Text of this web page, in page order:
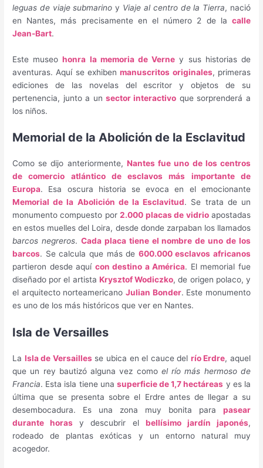
leguas de viaje submarino y Viaje al centro de la Tierra, nació
en Nantes, más precisamente en el número 2 de la calle
Jean-Bart.
Este museohonra la memoria de Verne y sus historias de
aventuras. Aquí se exhibenmanuscritos originales, primeras
ediciones de las novelas del escritor y objetos de su
pertenencia, junto a un sector interactivo que sorprenderá a
los niños.
Memorial de la Abolición de la Esclavitud
Como se dijo anteriormente, Nantes fue uno de los centros
de comercio atlántico de esclavos más importante de
Europa. Esa oscura historia se evoca en el emocionante
Memorial de la Abolición de la Esclavitud. Se trata de un
monumento compuesto por2.000 placas de vidrioapostadas
en estos muelles del Loira, desde donde zarpaban los llamados
barcos negreros. Cada placa tiene el nombre de uno de los
barcos. Se calcula que más de 600.000 esclavos africanos
partieron desde aquí con destino a América. El memorial fue
diseñado por el artista Krysztof Wodiczko, de origen polaco, y
el arquitecto norteamericano Julian Bonder. Este monumento
es uno de los más históricos que ver en Nantes.
Isla de Versailles
La Isla de Versaillesse ubica en el cauce del río Erdre, aquel
que un rey bautizó alguna vez como el río más hermoso de
Francia. Esta isla tiene una superficie de 1,7 hectáreas y es la
última que se presenta sobre el Erdre antes de llegar a su
desembocadura. Es una zona muy bonita para pasear
durante horas y descubrir el bellísimo jardín japonés,
rodeado de plantas exóticas y un entorno natural muy
acogedor.